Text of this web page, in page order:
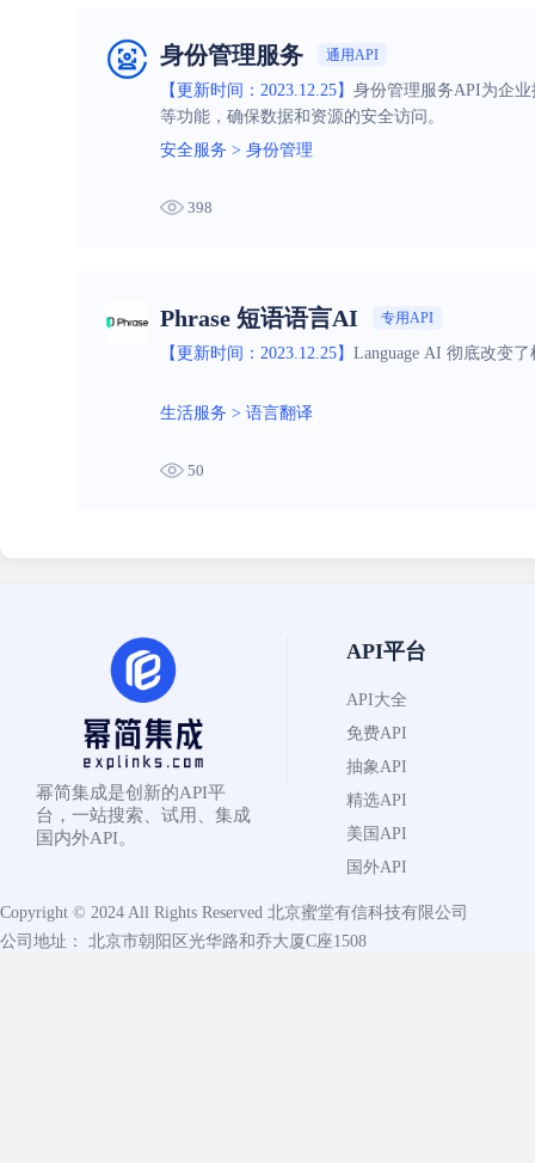
身份管理服务 通用API
【更新时间：2023.12.25】 身份管理服务API为企
等功能，确保数据和资源的安全访问。
安全服务 > 身份管理
398
Phrase 短语语言AI 专用API
【更新时间：2023.12.25】 Language AI 彻底改变
生活服务 > 语言翻译
50
幂简集成是创新的API平
台，一站搜索、试用、集成
国内外API。
API平台
API大全
免费API
抽象API
精选API
美国API
国外API
Copyright © 2024 All Rights Reserved 北京蜜堂有信科技有限公司
公司地址： 北京市朝阳区光华路和乔大厦C座1508